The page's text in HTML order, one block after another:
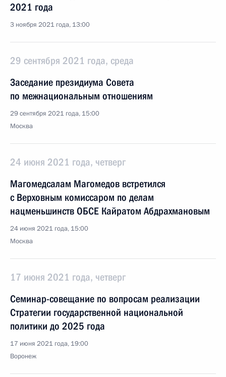
2021 года
3 ноября 2021 года, 13:00
29 сентября 2021 года, среда
Заседание президиума Совета
по межнациональным отношениям
29 сентября 2021 года, 15:00
Москва
24 июня 2021 года, четверг
Магомедсалам Магомедов встретился
с Верховным комиссаром по делам
нацменьшинств ОБСЕ Кайратом Абдрахмановым
24 июня 2021 года, 15:00
Москва
17 июня 2021 года, четверг
Семинар-совещание по вопросам реализации
Стратегии государственной национальной
политики до 2025 года
17 июня 2021 года, 19:00
Воронеж